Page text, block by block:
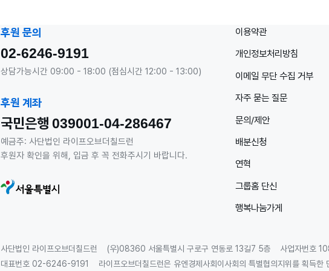
후원 문의
02-6246-9191
상담가능시간 09:00 - 18:00 (점심시간 12:00 - 13:00)
후원 계좌
국민은행 039001-04-286467
예금주: 사단법인 라이프오브더칠드런
후원자 확인을 위해, 입금 후 꼭 전화주시기 바랍니다.
이용약관
개인정보처리방침
이메일 무단 수집 거부
자주 묻는 질문
문의/제안
배분신청
연혁
그룹홈 단신
행복나눔가게
사단법인 라이프오브더칠드런 (우)08360 서울특별시 구로구 연동로 13길7 5층
사업자번호
대표번호 02-6246-9191
라이프오브더칠드런은 유엔경제사회이사회의 특별협의지위를 획득한